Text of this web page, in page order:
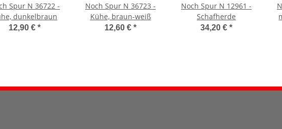
Spur N 36722 -
dunkelbraun
12,90 €*
Noch Spur N 36723 -
Kühe, braun-weiß
12,60 € *
Noch Spur N 12961 -
Schafherde
34,20 € *